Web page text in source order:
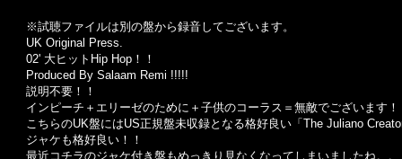
※試聴ファイルは別の盤から録音してございます。
UK Original Press.
02' 大ヒットHip Hop！！
Produced By Salaam Remi !!!!!
説明不要！！
インピーチ＋エリーゼのために＋子供のコーラス＝無敵でございます！
こちらのUK盤にはUS正規盤未収録となる格好良い「The Juliano
ジャケも格好良い！！
最近コチラのジャケ付き盤もめっきり見なくなってしまいましたね。。